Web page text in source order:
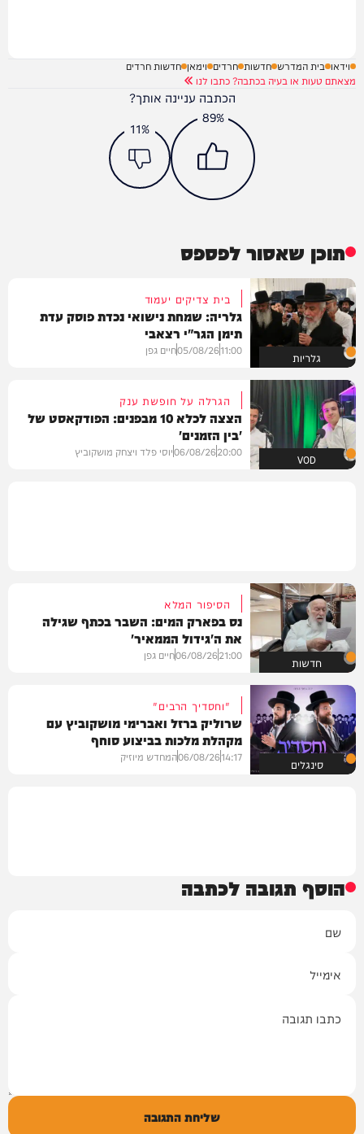
וידאו בית המדרש חדשות חרדים וימאן חדשות חרדים
מצאתם טעות או בעיה בכתבה? כתבו לנו
הכתבה עניינה אותך?
89%
11%
תוכן שאסור לפספס
גלריות
בית צדיקים יעמוד
גלריה: שמחת נישואי נכדת פוסק עדת
תימן הגר"י רצאבי
11:00
05/08/26חיים גפן
VOD
הגרלה על חופשת ענק
הצצה לכלא 10 מבפנים: הפודקאסט של
'בין הזמנים'
20:00
06/08/26יוסי פלד ויצחק מושקוביץ
חדשות
הסיפור המלא
נס בפארק המים: השבר בכתף שגילה
את ה'גידול הממאיר'
21:00
06/08/26חיים גפן
סינגלים
"וחסדיך הרבים"
שרוליק ברזל ואברימי מושקוביץ עם
מקהלת מלכות בביצוע סוחף
14:17
06/08/26המחדש מיוזיק
הוסף תגובה לכתבה
שליחת התגובה